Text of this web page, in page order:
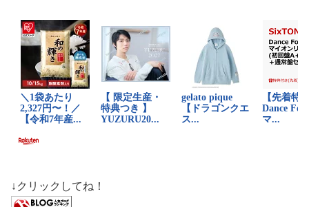
↓クリックしてね！